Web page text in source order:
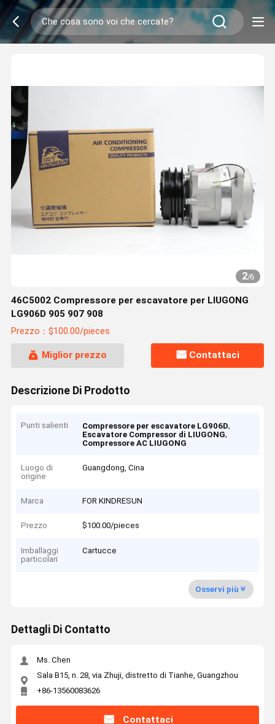
2/6
46C5002 Compressore per escavatore per LIUGONG
LG906D 905 907 908
Prezzo：$100.00/pieces
Miglior prezzo Contattaci
Descrizione Di Prodotto
Punti salienti Compressore per escavatore LG906D,
Escavatore Compressor di LIUGONG,
Compressore AC LIUGONG
Luogo di
origine
Guangdong, Cina
Marca FOR KINDRESUN
Prezzo $100.00/pieces
Imballaggi
particolari
Cartucce
Osservi più
Dettagli Di Contatto
Ms. Chen
Sala B15, n. 28, via Zhuji, distretto di Tianhe, Guangzhou
+86-13560083626
Contattaci